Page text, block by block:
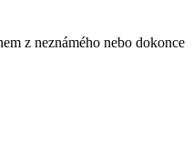
z neznámého nebo dokonce